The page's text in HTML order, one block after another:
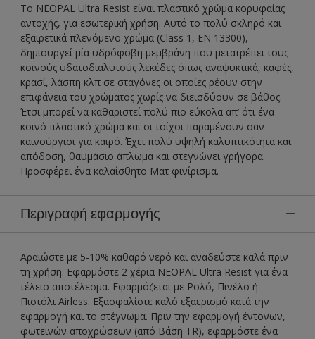
To NEOPAL Ultra Resist είναι πλαστικό χρώμα κορυφαίας
αντοχής, για εσωτερική χρήση. Αυτό το πολύ σκληρό και
εξαιρετικά πλενόμενο χρώμα (Class 1, EN 13300),
δημιουργεί μία υδρόφοβη μεμβράνη που μετατρέπει τους
κοινούς υδατοδιαλυτούς λεκέδες όπως αναψυκτικά, καφές,
κρασί, λάσπη κλπ σε σταγόνες οι οποίες ρέουν στην
επιφάνεια του χρώματος χωρίς να διεισδύουν σε βάθος.
Έτσι μπορεί να καθαριστεί πολύ πιο εύκολα απ’ ότι ένα
κοινό πλαστικό χρώμα και οι τοίχοι παραμένουν σαν
καινούργιοι για καιρό. Έχει πολύ υψηλή καλυπτικότητα και
απόδοση, θαυμάσιο άπλωμα και στεγνώνει γρήγορα.
Προσφέρει ένα καλαίσθητο Ματ φινίρισμα.
Περιγραφή εφαρμογής
Αραιώστε με 5-10% καθαρό νερό και αναδεύστε καλά πριν
τη χρήση. Εφαρμόστε 2 χέρια NEOPAL Ultra Resist για ένα
τέλειο αποτέλεσμα. Εφαρμόζεται με Ρολό, Πινέλο ή
Πιστόλι Airless. Εξασφαλίστε καλό εξαερισμό κατά την
εφαρμογή και το στέγνωμα. Πριν την εφαρμογή έντονων,
φωτεινών αποχρώσεων (από Βάση TR), εφαρμόστε ένα